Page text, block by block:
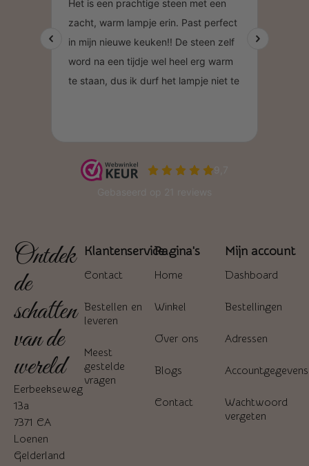
Ontdek
de
schatten
van de
wereld
Eerbeekseweg
13a
7371 CA
Loenen
Gelderland
Klantenservice
Contact
Bestellen en
leveren
Meest
gestelde
vragen
Pagina's
Home
Winkel
Over ons
Blogs
Contact
Mijn account
Dashboard
Bestellingen
Adressen
Accountgegevens
Wachtwoord
vergeten